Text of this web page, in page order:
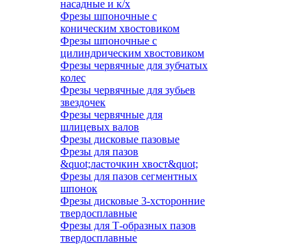
насадные и к/х
Фрезы шпоночные с
коническим хвостовиком
Фрезы шпоночные с
цилиндрическим хвостовиком
Фрезы червячные для зубчатых
колес
Фрезы червячные для зубьев
звездочек
Фрезы червячные для
шлицевых валов
Фрезы дисковые пазовые
Фрезы для пазов
&quot;ласточкин хвост&quot;
Фрезы для пазов сегментных
шпонок
Фрезы дисковые 3-хсторонние
твердосплавные
Фрезы для Т-образных пазов
твердосплавные